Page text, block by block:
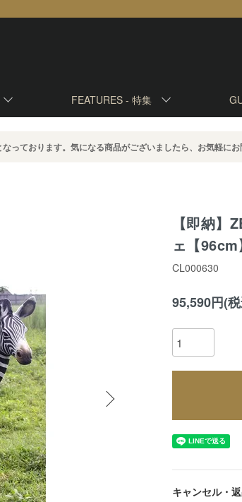
FEATURES - 特集
っております。気になる商品がございましたら、お気軽にお
【即納】
ェ【96cm
CL000630
95,590円(
キャンセル・